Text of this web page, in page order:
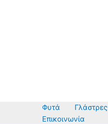
Φυτά Γλάστρες
Επικοινωνία